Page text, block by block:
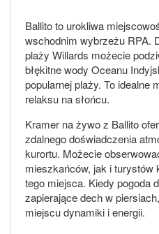
Ballito to urokliwa
wschodnim wybrzeżu RPA.
plaży Willards możecie
błękitne wody Oceanu
popularnej plaży. To idealne
relaksu na słońcu.
Kramer na żywo z Ballito
zdalnego doświadczenia
kurortu. Możecie
mieszkańców, jak i
tego miejsca. Kiedy pogoda
zapierające dech w
miejscu dynamiki i energii.